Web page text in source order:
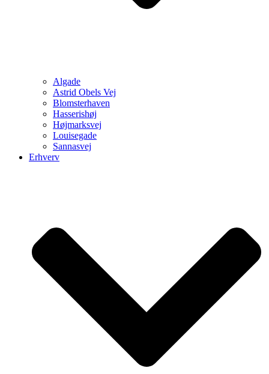
Algade
Astrid Obels Vej
Blomsterhaven
Hasserishøj
Højmarksvej
Louisegade
Sannasvej
Erhverv